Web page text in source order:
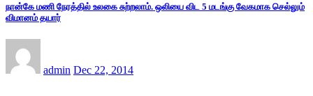
நான்கே மணி நேரத்தில் உலகை சுற்றலாம். ஒலியை விட 5 மடங்கு வேகமாக செல்லும்
விமானம் தயார்
admin Dec 22, 2014